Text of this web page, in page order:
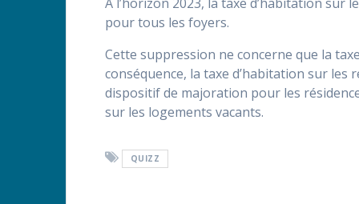
pour tous les foyers.
Cette suppression ne concerne que la
conséquence, la taxe d’habitation sur les
dispositif de majoration pour les
sur les logements vacants.
QUIZZ